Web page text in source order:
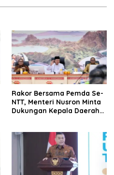
Rakor Bersama Pemda Se-
NTT, Menteri Nusron Minta
Dukungan Kepala Daerah